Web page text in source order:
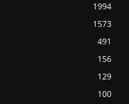
1994
1573
491
156
129
100